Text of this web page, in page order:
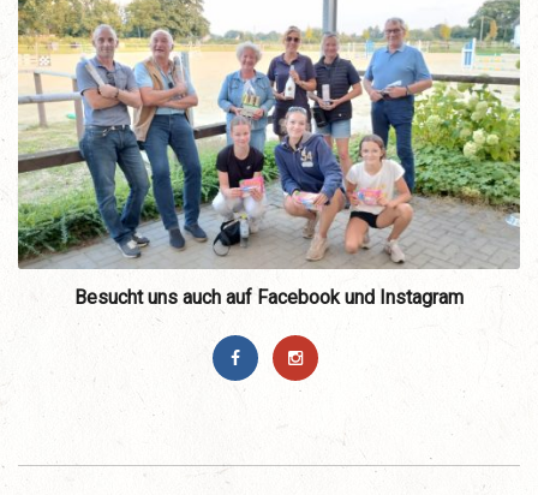
Besucht uns auch auf Facebook und Instagram